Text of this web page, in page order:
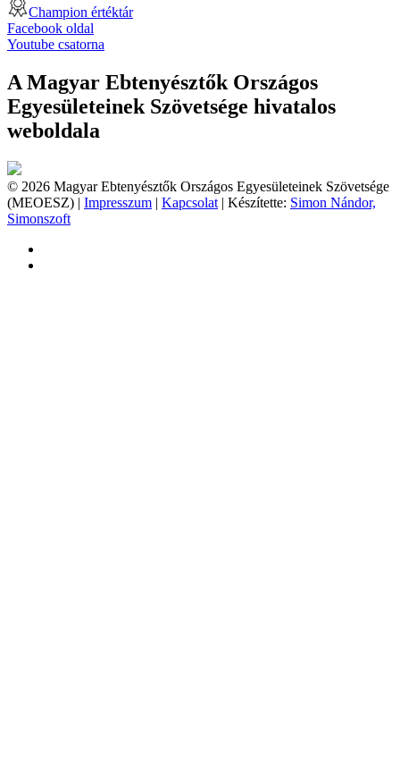
Champion értéktár
Facebook oldal
Youtube csatorna
A Magyar Ebtenyésztők Országos
Egyesületeinek Szövetsége hivatalos
weboldala
© 2026 Magyar Ebtenyésztők Országos Egyesületeinek Szövetsége
(MEOESZ) | Impresszum | Kapcsolat | Készítette: Simon Nándor,
Simonszoft